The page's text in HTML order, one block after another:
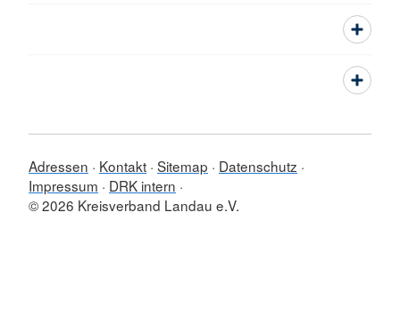
Adressen Kontakt Sitemap
Datenschutz
Impressum
DRK intern
© 2026 Kreisverband Landau e.V.